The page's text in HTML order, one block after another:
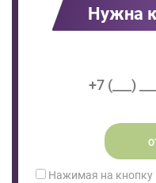
Нужна
Нажимая на кнопку